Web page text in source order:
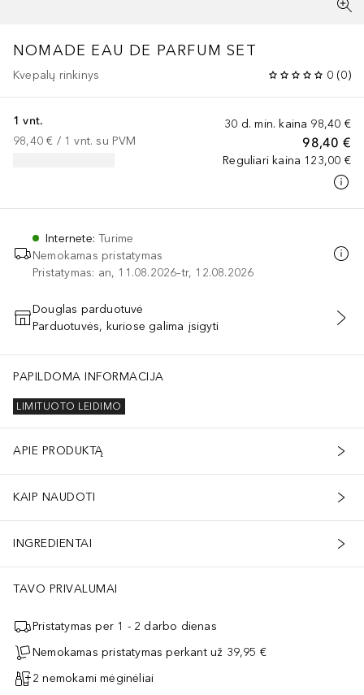
NOMADE EAU DE PARFUM SET
Kvepalų rinkinys 0 (0)
30 d. min. kaina 98,40 €
98,40 €
Reguliari kaina 123,00 €
1 vnt.
98,40 € / 1 vnt. su PVM
Internete:Turime
Nemokamas pristatymas
Pristatymas: an, 11.08.2026–tr, 12.08.2026
PRIDĖTI Į KREPŠELĮ
Douglas parduotuvė
Parduotuvės, kuriose galima įsigyti
PAPILDOMA INFORMACIJA
LIMITUOTO LEIDIMO
APIE PRODUKTĄ
KAIP NAUDOTI
INGREDIENTAI
TAVO PRIVALUMAI
Pristatymas per 1 - 2 darbo dienas
Nemokamas pristatymas perkant už 39,95 €
2 nemokami mėginėliai